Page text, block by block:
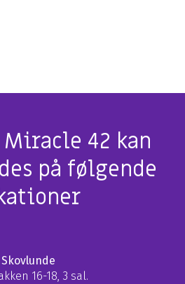
42 kan
på følgende
Skovlunde
16-18, 3 sal.